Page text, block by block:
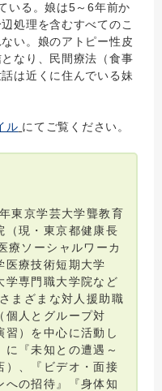
いる。娘は5～6年前か
処理を含むすべてのこ
い。娘のアトピー性皮
なり、民間療法（食事
は近くに住んでいる妹
ル にてご覧ください。
東京学芸大学聾教育
（現・東京都健康長
療ソーシャルワーカ
医療技術短期大学
学専門職大学院など
まざまな対人援助職
個人とグループ対
習）を中心に活動し
『未知との遭遇～
）、『ビデオ・面接
への招待』『身体知